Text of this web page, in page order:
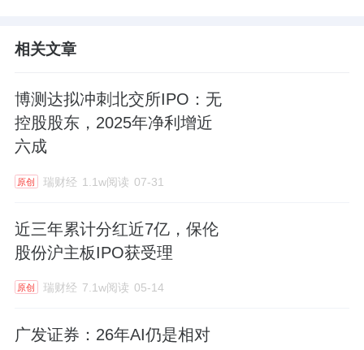
相关文章
博测达拟冲刺北交所IPO：无
控股股东，2025年净利增近
六成
原创 瑞财经 1.1w阅读 07-31
近三年累计分红近7亿，保伦
股份沪主板IPO获受理
原创 瑞财经 7.1w阅读 05-14
广发证券：26年AI仍是相对